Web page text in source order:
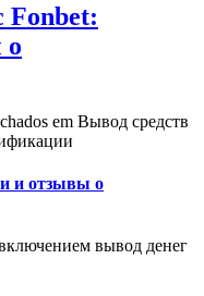
Fonbet:
о
em Вывод средств
и отзывы о
вывод денег